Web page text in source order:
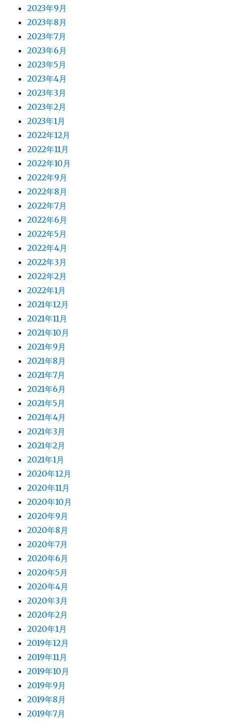
2023年9月
2023年8月
2023年7月
2023年6月
2023年5月
2023年4月
2023年3月
2023年2月
2023年1月
2022年12月
2022年11月
2022年10月
2022年9月
2022年8月
2022年7月
2022年6月
2022年5月
2022年4月
2022年3月
2022年2月
2022年1月
2021年12月
2021年11月
2021年10月
2021年9月
2021年8月
2021年7月
2021年6月
2021年5月
2021年4月
2021年3月
2021年2月
2021年1月
2020年12月
2020年11月
2020年10月
2020年9月
2020年8月
2020年7月
2020年6月
2020年5月
2020年4月
2020年3月
2020年2月
2020年1月
2019年12月
2019年11月
2019年10月
2019年9月
2019年8月
2019年7月